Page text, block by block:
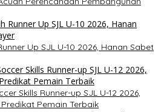
Up SJL U-10 2026, Hanan Sabet
Skills Runner-up SJL U-12 2026,
Pemain Terbaik